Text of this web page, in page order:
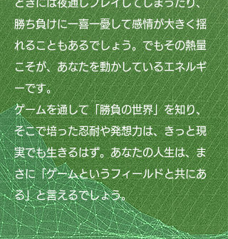
ときには夜通しプレイしてしまったり、
勝ち負けに一喜一憂して感情が大きく揺
れることもあるでしょう。でもその熱量
こそが、あなたを動かしているエネルギ
ーです。
ゲームを通して「勝負の世界」を知り、
そこで培った忍耐や発想力は、きっと現
実でも生きるはず。あなたの人生は、ま
さに「ゲームというフィールドと共にあ
る」と言えるでしょう。